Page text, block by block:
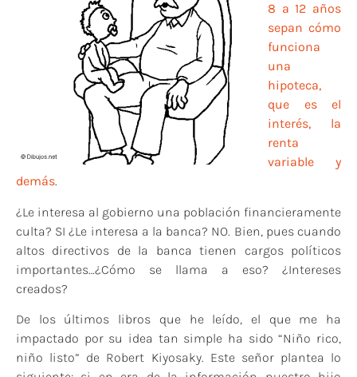
8 a 12 años
sepan cómo
funciona
una
hipoteca,
que es el
interés, la
renta
variable y
demás.
¿Le interesa al gobierno una población financieramente
culta? SI ¿Le interesa a la banca? NO. Bien, pues cuando
altos directivos de la banca tienen cargos políticos
importantes…¿Cómo se llama a eso? ¿Intereses
creados?
De los últimos libros que he leído, el que me ha
impactado por su idea tan simple ha sido “Niño rico,
niño listo” de Robert Kiyosaky. Este señor plantea lo